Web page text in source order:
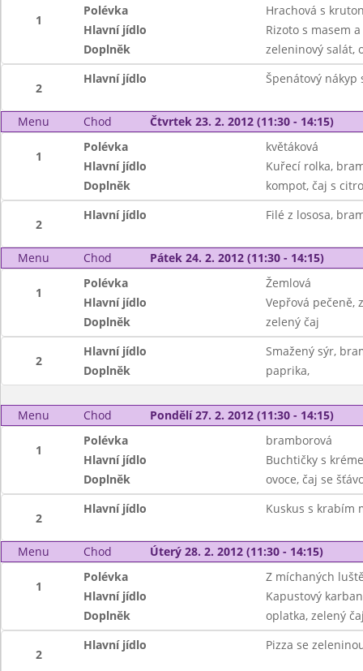
1
Polévka
Hrachová s
Hlavní jídlo
Rizoto s masem
Doplněk
zeleninový salát,
2
Hlavní jídlo Špenátový nákyp
Menu Chod Čtvrtek 23. 2. 2012 (11:30 - 14:15)
1
Polévka
květáková
Hlavní jídlo
Kuřecí rolka,
Doplněk
kompot, čaj s
2
Hlavní jídlo Filé z lososa,
Menu Chod Pátek 24. 2. 2012 (11:30 - 14:15)
1
Polévka
Žemlová
Hlavní jídlo
Vepřová pečeně,
Doplněk
zelený čaj
2
Hlavní jídlo
Smažený sýr,
Doplněk
paprika,
Menu Chod Pondělí 27. 2. 2012 (11:30 - 14:15)
1
Polévka
bramborová
Hlavní jídlo
Buchtičky s
Doplněk
ovoce, čaj se
2
Hlavní jídlo Kuskus s krabím
Menu Chod Úterý 28. 2. 2012 (11:30 - 14:15)
1
Polévka
Z míchaných
Hlavní jídlo
Kapustový
Doplněk
oplatka, zelený
2
Hlavní jídlo Pizza se